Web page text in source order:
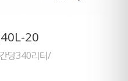
20
당340리터/